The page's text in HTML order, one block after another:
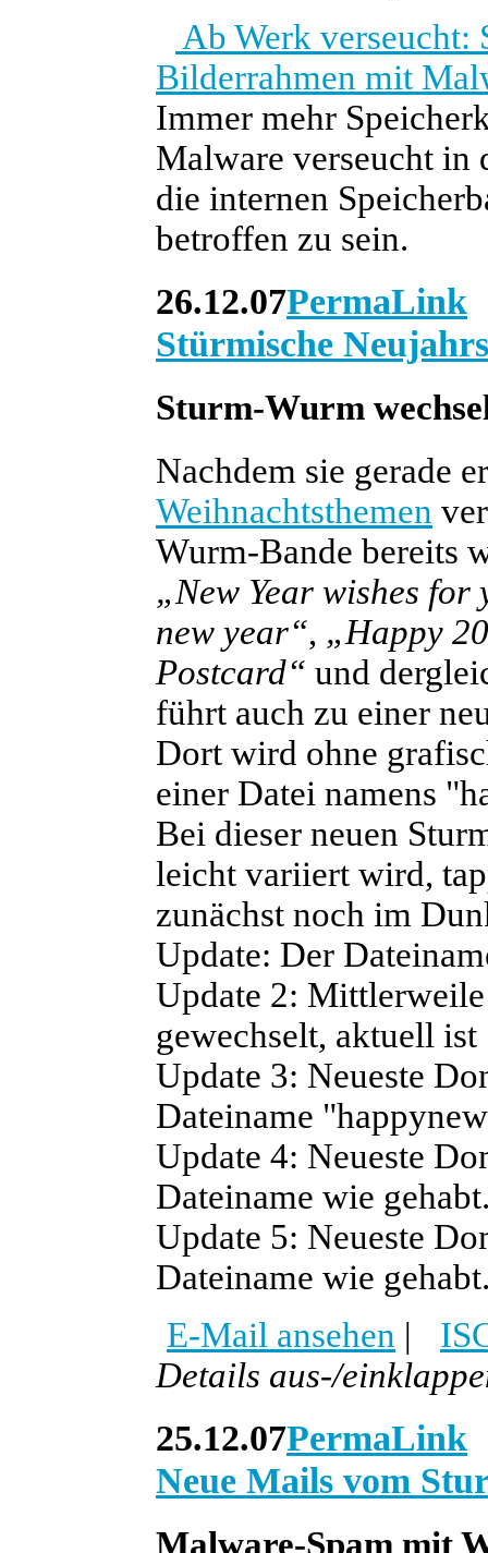
Ab Werk verseucht:
Bilderrahmen mit
Immer mehr
Malware verseucht in
die internen
betroffen zu sein.
26.12.07PermaLink
Stürmische
Sturm-Wurm
Nachdem sie gerade
Weihnachtsthemen
Wurm-Bande bereits
„New Year wishes for
new year“, „Happy
Postcard“ und
führt auch zu einer
Dort wird ohne
einer Datei namens
Bei dieser neuen
leicht variiert wird,
zunächst noch im
Update: Der
Update 2: Mittlerweile
gewechselt, aktuell
Update 3: Neueste
Dateiname
Update 4: Neueste
Dateiname wie
Update 5: Neueste
Dateiname wie
E-Mail ansehen |
Details aus-/
25.12.07PermaLink
Neue Mails vom
Malware-Spam mit